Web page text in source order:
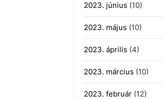
2023. június (10)
2023. május (10)
2023. április (4)
2023. március (10)
2023. február(12)